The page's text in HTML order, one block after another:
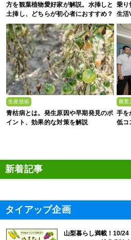
方を観葉植物愛好家が解説。水挿しと
土挿し、どちらが初心者におすすめ？
乗り
生活
生産技術
青枯病とは。発生原因や早期発見のポ
イント、効果的な対策を解説
農業
手を
低コ
新着記事
タイアップ企画
山梨暮らし満載！10/